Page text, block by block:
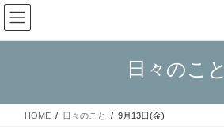
コ
ン
テ
ス
ナ
ビ
ゲ
ン
日々のこと
HOME 日々のこと 9月13日(金)